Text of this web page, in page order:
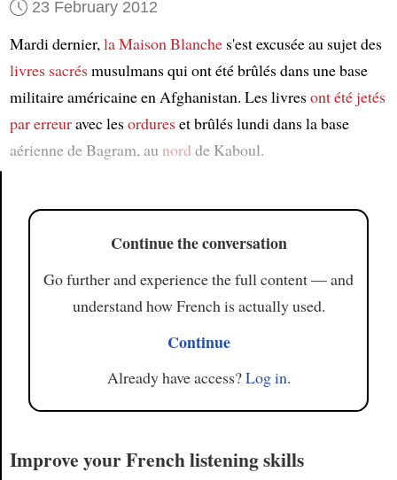
Article
23 February 2012
Mardi dernier,la Maison Blanches'est excusée au sujet des
livres sacrésmusulmans qui ont été brûlés dans une base
militaire américaine en Afghanistan. Les livresont été jetés
par erreuravec lesordureset brûlés lundi dans la base
aérienne de Bagram, au nord de Kaboul.
Continue the conversation
Go further and experience the full content — and
understand how French is actually used.
Continue
Already have access?Log in.
Improve your French listening skills